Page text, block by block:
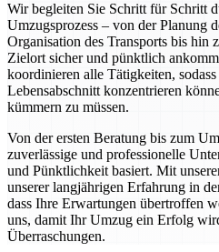
Wir begleiten Sie Schritt für Schritt
Umzugsprozess – von der Planung
Organisation des Transports bis hin
Zielort sicher und pünktlich
koordinieren alle Tätigkeiten,
Lebensabschnitt konzentrieren
kümmern zu müssen.
Von der ersten Beratung bis zum
zuverlässige und professionelle
und Pünktlichkeit basiert. Mit
unserer langjährigen Erfahrung in
dass Ihre Erwartungen übertroffen
uns, damit Ihr Umzug ein Erfolg
Überraschungen.